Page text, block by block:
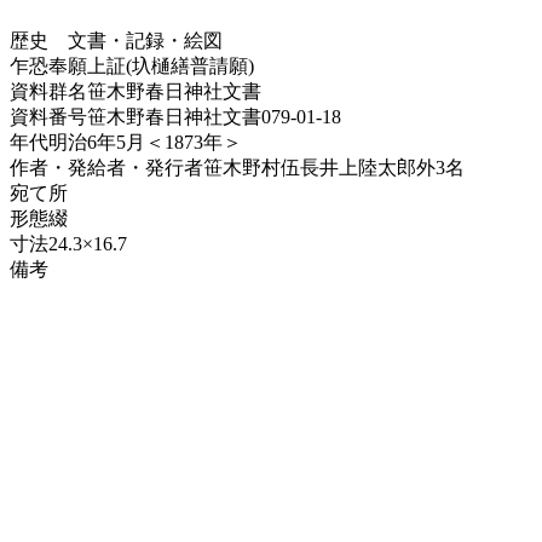
歴史
文書・記録・絵図
乍恐奉願上証(圦樋繕普請願)
資料群名笹木野春日神社文書
資料番号笹木野春日神社文書079-01-18
年代明治6年5月＜1873年＞
作者・発給者・発行者笹木野村伍長井上陸太郎外3名
宛て所
形態綴
寸法24.3×16.7
備考